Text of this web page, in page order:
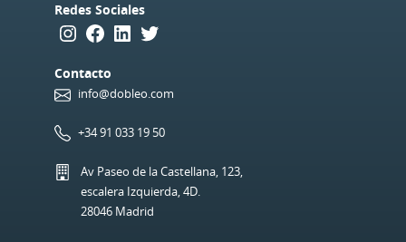
Redes Sociales
Instagram Facebook LinkedIn Twitter
Contacto
info@dobleo.com
+34 91 033 19 50
Av Paseo de la Castellana, 123,
escalera Izquierda, 4D.
28046 Madrid